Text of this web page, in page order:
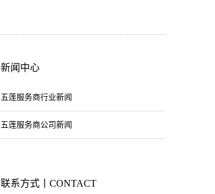
新闻中心
五莲服务商行业新闻
五莲服务商公司新闻
联系方式丨CONTACT